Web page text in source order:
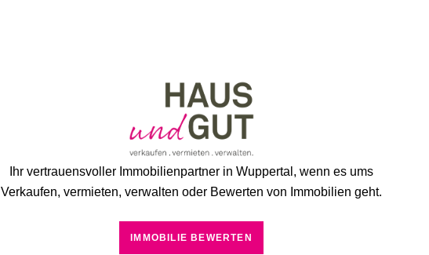
Ihr vertrauensvoller Immobilienpartner in Wuppertal, wenn es ums
Verkaufen, vermieten, verwalten oder Bewerten von Immobilien geht.
IMMOBILIE BEWERTEN